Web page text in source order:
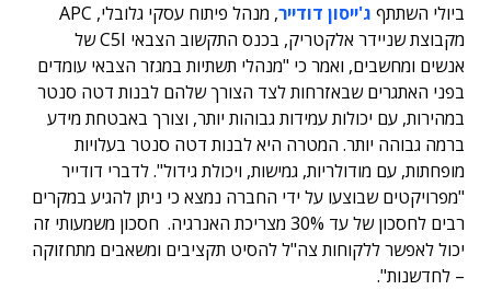
ביולי השתתף ג'ייסון דודייר
, מנהל פיתוח עסקי גלובלי, APC
מקבוצת שניידר אלקטריק, בכנס התקשוב הצבאי C5I של
אנשים ומחשבים, ואמר כי "מנהלי תשתיות במגזר הצבאי עומדים
בפני האתגרים שבאזרחות לצד הצורך שלהם לבנות דטה סנטר
במהירות, עם יכולות עמידות גבוהות יותר, וצורך באבטחת מידע
ברמה גבוהה יותר. המטרה היא לבנות דטה סנטר בעלויות
מופחתות, עם מודולריות, גמישות, ויכולת גידול". לדברי דודייר
"מפרויקטים שבוצעו על ידי החברה נמצא כי ניתן להגיע במקרים
רבים לחסכון של עד 30% מצריכת האנרגיה. חסכון משמעותי זה
יכול לאפשר ללקוחות צה"ל להסיט תקציבים ומשאבים מתחזוקה
– לחדשנות".